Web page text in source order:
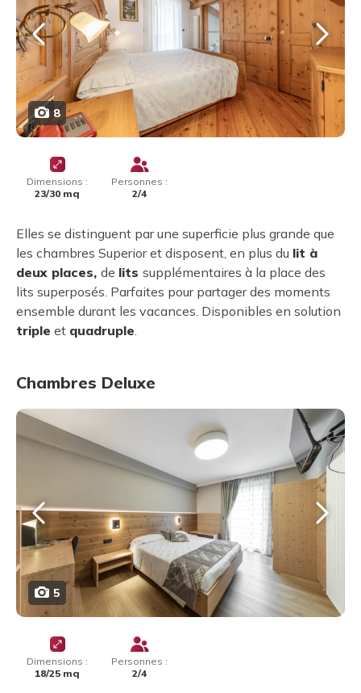
8
Dimensions :
23/30 mq
Personnes :
2/4
Elles se distinguent par une superficie plus grande que
les chambres Superior et disposent, en plus du lit à
deux places, de lits supplémentaires à la place des
lits superposés. Parfaites pour partager des moments
ensemble durant les vacances. Disponibles en solution
triple et quadruple.
Dimensions :
18/25 mq
Personnes :
2/4
Chambres Deluxe
5